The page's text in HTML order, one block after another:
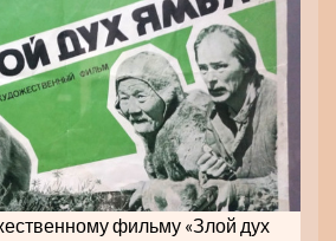
фильму «Злой дух